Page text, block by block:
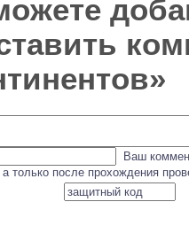
Ваш
а только после прохождения